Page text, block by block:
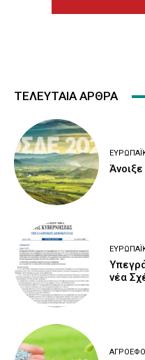
ΤΕΛΕΥΤΑΙΑ ΑΡΘΡΑ
νέα